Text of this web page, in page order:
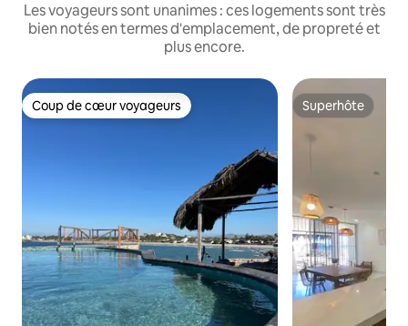
Les voyageurs sont unanimes : ces logements sont très
bien notés en termes d'emplacement, de propreté et
plus encore.
Coup de cœur voyageurs
Coup de cœur voyageurs Superhôte
Superhôte